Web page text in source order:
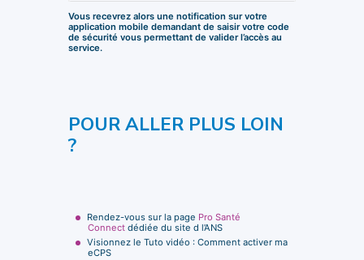
Vous recevrez alors une notification sur votre
application mobile demandant de saisir votre code
de sécurité vous permettant de valider l’accès au
service.
POUR ALLER PLUS LOIN
?
Rendez-vous sur la page Pro Santé
Connect dédiée du site d l’ANS
Visionnez le Tuto vidéo : Comment activer ma
eCPS